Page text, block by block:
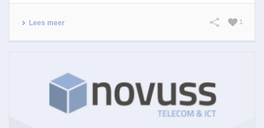
Lees meer 1